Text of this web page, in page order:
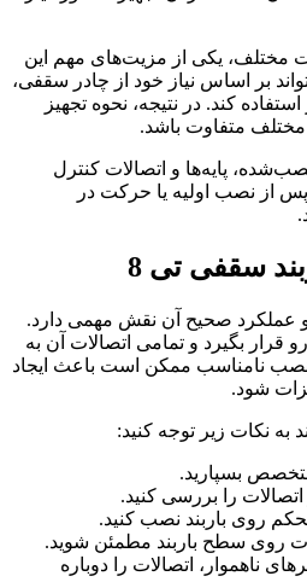
مختلف، یکی از مزیت‌های مهم این
بر اساس نیاز خود از چادر سقفی،
کند. در نتیجه، نحوه تجهیز
مختلف متفاوت باشد.
پایه‌ها و اتصالات کنترل
از نصب اولیه یا حرکت در
سقفی تی 8
و عملکرد صحیح آن نقش مهمی دارد.
قرار بگیرد و تمامی اتصالات آن به
نامناسب ممکن است باعث ایجاد
شود.
به نکات زیر توجه کنید:
بسپارید.
را بررسی کنید.
روی باربند نصب کنید.
روی سطح باربند مطمئن شوید.
ناهموار، اتصالات را دوباره